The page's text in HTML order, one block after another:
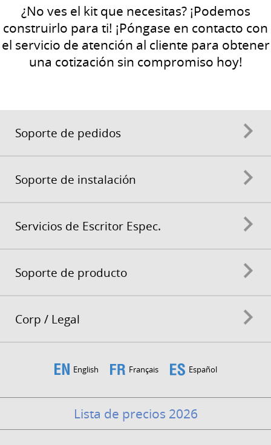
¿No ves el kit que necesitas? ¡Podemos
construirlo para ti! ¡Póngase en contacto con
el servicio de atención al cliente para obtener
una cotización sin compromiso hoy!
Soporte de pedidos
Soporte de instalación
Servicios de Escritor Espec.
Soporte de producto
Corp / Legal
English Français Español
Lista de precios 2026